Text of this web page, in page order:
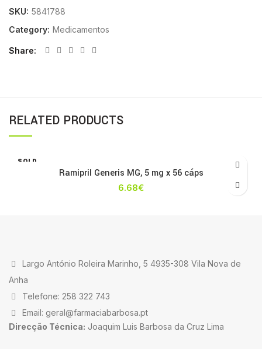
SKU: 5841788
Category: Medicamentos
Share
RELATED PRODUCTS
SOLD
Ramipril Generis MG, 5 mg x 56 cáps
6.68€
Largo António Roleira Marinho, 5 4935-308 Vila Nova de
Anha
Telefone: 258 322 743
Email: geral@farmaciabarbosa.pt
Direcção Técnica: Joaquim Luis Barbosa da Cruz Lima